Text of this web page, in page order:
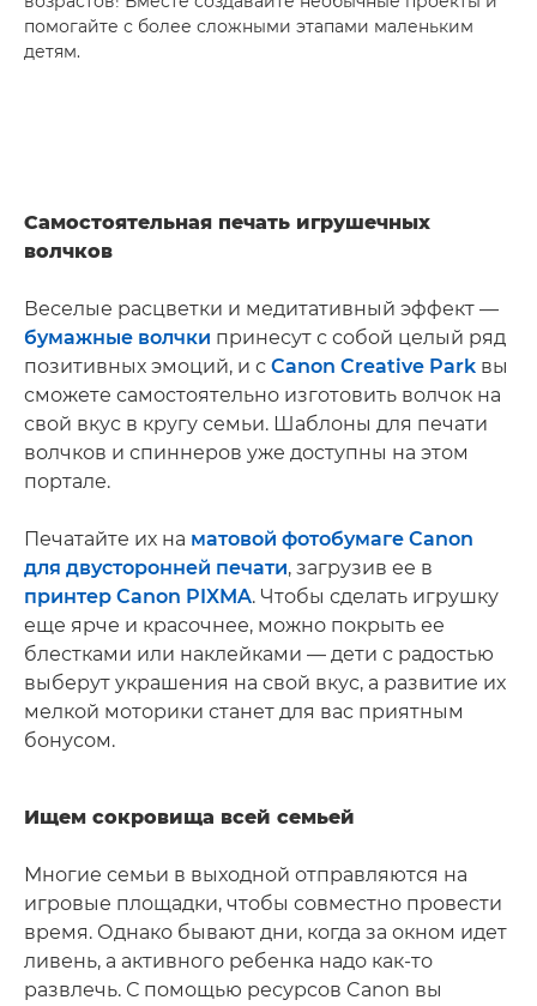
помогайте с более сложными этапами маленьким
детям.
Самостоятельная печать игрушечных
волчков
Веселые расцветки и медитативный эффект —
бумажные волчки принесут с собой целый ряд
позитивных эмоций, и с Canon Creative Park вы
сможете самостоятельно изготовить волчок на
свой вкус в кругу семьи. Шаблоны для печати
волчков и спиннеров уже доступны на этом
портале.
Печатайте их на матовой фотобумаге Canon
для двусторонней печати, загрузив ее в
принтер Canon PIXMA. Чтобы сделать игрушку
еще ярче и красочнее, можно покрыть ее
блестками или наклейками — дети с радостью
выберут украшения на свой вкус, а развитие их
мелкой моторики станет для вас приятным
бонусом.
Ищем сокровища всей семьей
Многие семьи в выходной отправляются на
игровые площадки, чтобы совместно провести
время. Однако бывают дни, когда за окном идет
ливень, а активного ребенка надо как-то
развлечь. С помощью ресурсов Canon вы